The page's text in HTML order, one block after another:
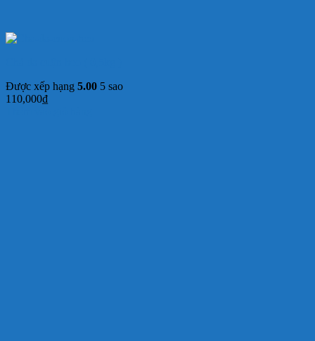
Được xếp hạng 5.00 5 sao
110,000₫